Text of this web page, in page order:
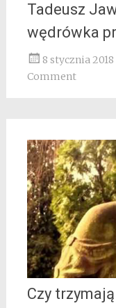
Tadeusz
wędrówka
8 stycznia 2018
Comment
Czy